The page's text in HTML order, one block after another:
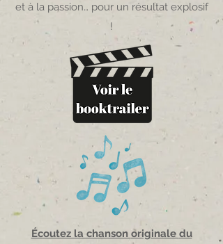
et à la passion… pour un résultat explosif
!
Écoutez la chanson originale du